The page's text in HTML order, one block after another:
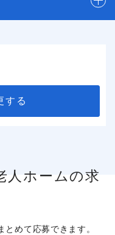
する
めて応募できます。